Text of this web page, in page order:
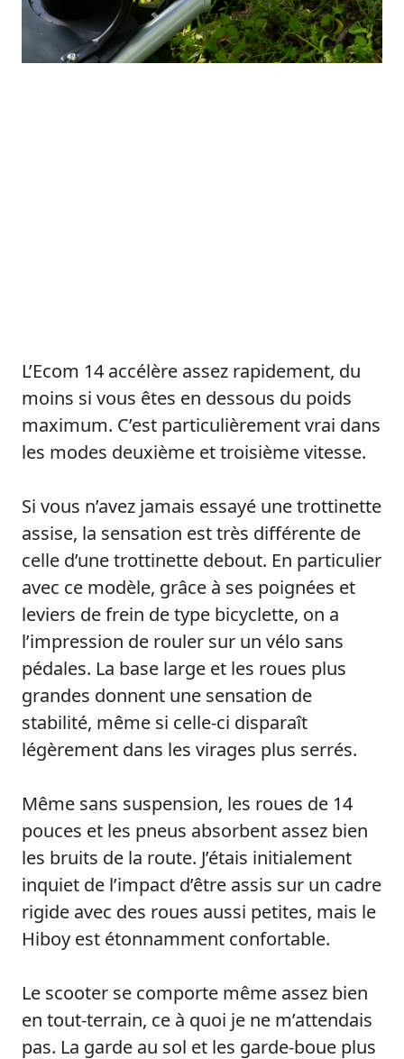
L’Ecom 14 accélère assez rapidement, du
moins si vous êtes en dessous du poids
maximum. C’est particulièrement vrai dans
les modes deuxième et troisième vitesse.
Si vous n’avez jamais essayé une trottinette
assise, la sensation est très différente de
celle d’une trottinette debout. En particulier
avec ce modèle, grâce à ses poignées et
leviers de frein de type bicyclette, on a
l’impression de rouler sur un vélo sans
pédales. La base large et les roues plus
grandes donnent une sensation de
stabilité, même si celle-ci disparaît
légèrement dans les virages plus serrés.
Même sans suspension, les roues de 14
pouces et les pneus absorbent assez bien
les bruits de la route. J’étais initialement
inquiet de l’impact d’être assis sur un cadre
rigide avec des roues aussi petites, mais le
Hiboy est étonnamment confortable.
Le scooter se comporte même assez bien
en tout-terrain, ce à quoi je ne m’attendais
pas. La garde au sol et les garde-boue plus